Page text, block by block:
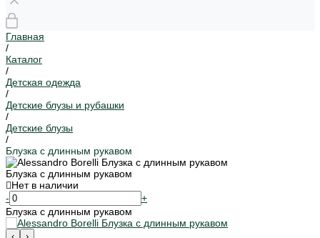
Главная
/
Каталог
/
Детская одежда
/
Детские блузы и рубашки
/
Детские блузы
/
Блузка с длинным рукавом
Блузка с длинным рукавом
Нет в наличии
-
+
Блузка с длинным рукавом